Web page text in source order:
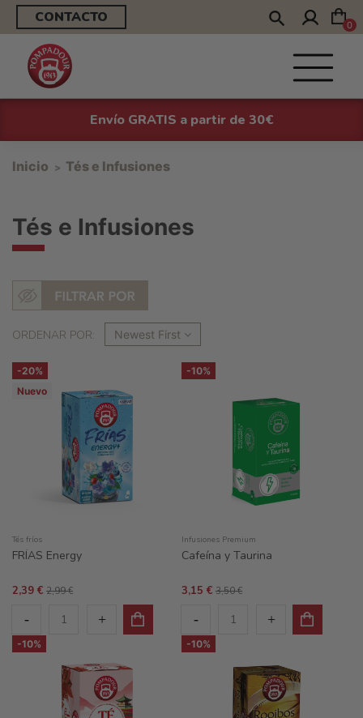
CONTACTO 0
Envío GRATIS a partir de 30€
Inicio Tés e Infusiones
Tés e Infusiones
ORDENAR POR: Newest First
-20%
Nuevo
Tés fríos
FRÍAS Energy
2,39 € 2,99 €
-10%
Infusiones Premium
Cafeína y Taurina
3,15 € 3,50 €
-10% -10%